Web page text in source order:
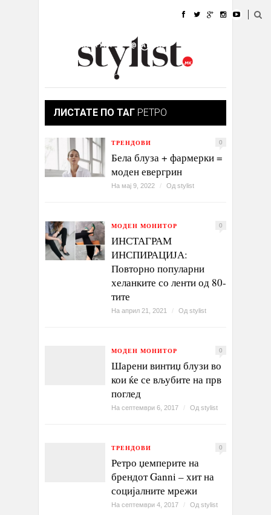
УБАВИНА
КУЛТУРА @РАБОТА
ИЗЛОГ
ЛИСТАТЕ ПО ТАГ РЕТРО
ТРЕНДОВИ 0
Бела блуза + фармерки =
моден евергрин
На мај 9, 2022 / Од stylist
МОДЕН МОНИТОР 0
ИНСТАГРАМ
ИНСПИРАЦИЈА:
Повторно популарни
хеланките со ленти од 80-
тите
На април 21, 2021 / Од stylist
МОДЕН МОНИТОР 0
Шарени винтиџ блузи во
кои ќе се вљубите на прв
поглед
На септември 6, 2017 / Од stylist
ТРЕНДОВИ 0
Ретро џемперите на
брендот Ganni – хит на
социјалните мрежи
На септември 4, 2017 / Од stylist